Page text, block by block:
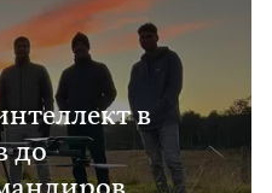
в
до